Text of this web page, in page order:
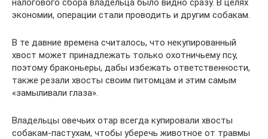
налогового сбора владельца было видно сразу. В целях
экономии, операции стали проводить и другим собакам.
В те давние времена считалось, что некупированный
хвост может принадлежать только охотничьему псу,
поэтому браконьеры, дабы избежать ответственности,
также резали хвосты своим питомцам и этим самым
«замыливали глаза».
Владельцы овечьих отар всегда купировали хвосты
собакам-пастухам, чтобы уберечь животное от травмы